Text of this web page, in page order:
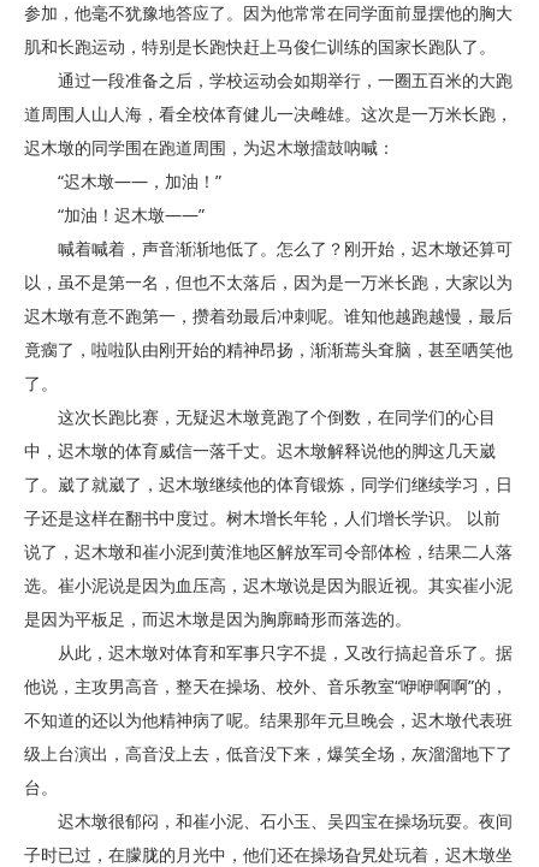
参加，他毫不犹豫地答应了。因为他常常在同学面前显摆他的胸大
肌和长跑运动，特别是长跑快赶上马俊仁训练的国家长跑队了。
通过一段准备之后，学校运动会如期举行，一圈五百米的大跑
道周围人山人海，看全校体育健儿一决雌雄。这次是一万米长跑，
迟木墩的同学围在跑道周围，为迟木墩擂鼓呐喊：
“迟木墩——，加油！”
“加油！迟木墩——”
喊着喊着，声音渐渐地低了。怎么了？刚开始，迟木墩还算可
以，虽不是第一名，但也不太落后，因为是一万米长跑，大家以为
迟木墩有意不跑第一，攒着劲最后冲刺呢。谁知他越跑越慢，最后
竟瘸了，啦啦队由刚开始的精神昂扬，渐渐蔫头耷脑，甚至哂笑他
了。
这次长跑比赛，无疑迟木墩竟跑了个倒数，在同学们的心目
中，迟木墩的体育威信一落千丈。迟木墩解释说他的脚这几天崴
了。崴了就崴了，迟木墩继续他的体育锻炼，同学们继续学习，日
子还是这样在翻书中度过。树木增长年轮，人们增长学识。 以前
说了，迟木墩和崔小泥到黄淮地区解放军司令部体检，结果二人落
选。崔小泥说是因为血压高，迟木墩说是因为眼近视。其实崔小泥
是因为平板足，而迟木墩是因为胸廓畸形而落选的。
从此，迟木墩对体育和军事只字不提，又改行搞起音乐了。据
他说，主攻男高音，整天在操场、校外、音乐教室“咿咿啊啊”的，
不知道的还以为他精神病了呢。结果那年元旦晚会，迟木墩代表班
级上台演出，高音没上去，低音没下来，爆笑全场，灰溜溜地下了
台。
迟木墩很郁闷，和崔小泥、石小玉、吴四宝在操场玩耍。夜间
子时已过，在朦胧的月光中，他们还在操场旮旯处玩着，迟木墩坐